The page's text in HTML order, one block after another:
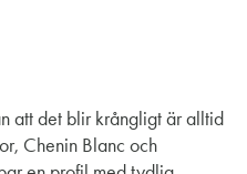
att det blir krångligt är alltid
Chenin Blanc och